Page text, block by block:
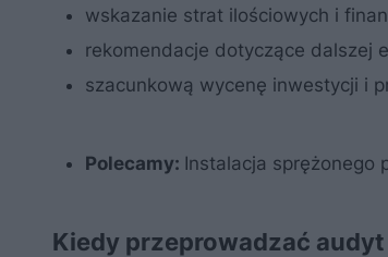
wskazanie strat ilościowych i
rekomendacje dotyczące dalszej
szacunkową wycenę inwestycji i
Polecamy: Instalacja sprężonego
Kiedy przeprowadzać